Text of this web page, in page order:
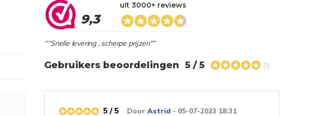
9,3
uit 3000+ reviews
““Snelle levering , scherpe prijzen"”
Gebruikers beoordelingen 5 / 5 (1)
DoorAstrid - 05-07-2023 18:31
5 / 5